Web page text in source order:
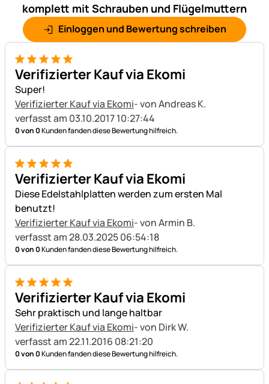
komplett mit Schrauben und Flügelmuttern
Einloggen und Bewertung schreiben
5 von 5
Verifizierter Kauf via Ekomi
Super!
Verifizierter Kauf via Ekomi- von Andreas K.
verfasst am 03.10.2017 10:27:44
0 von 0Kunden fanden diese Bewertung hilfreich.
5 von 5
Verifizierter Kauf via Ekomi
Diese Edelstahlplatten werden zum ersten Mal
benutzt!
Verifizierter Kauf via Ekomi- von Armin B.
verfasst am 28.03.2025 06:54:18
0 von 0Kunden fanden diese Bewertung hilfreich.
5 von 5
Verifizierter Kauf via Ekomi
Sehr praktisch und lange haltbar
Verifizierter Kauf via Ekomi- von Dirk W.
verfasst am 22.11.2016 08:21:20
0 von 0Kunden fanden diese Bewertung hilfreich.